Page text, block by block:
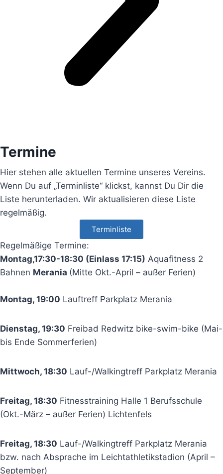
Termine
Hier stehen alle aktuellen Termine unseres Vereins.
Wenn Du auf „Terminliste“ klickst, kannst Du Dir die
Liste herunterladen. Wir aktualisieren diese Liste
regelmäßig.
Terminliste
Regelmäßige Termine:
Montag,17:30-18:30 (Einlass 17:15) Aquafitness 2
Bahnen Merania (Mitte Okt.-April – außer Ferien)
Montag, 19:00 Lauftreff Parkplatz Merania
Dienstag, 19:30 Freibad Redwitz bike-swim-bike (Mai-
bis Ende Sommerferien)
Mittwoch, 18:30 Lauf-/Walkingtreff Parkplatz Merania
Freitag, 18:30 Fitnesstraining Halle 1 Berufsschule
(Okt.-März – außer Ferien) Lichtenfels
Freitag, 18:30 Lauf-/Walkingtreff Parkplatz Merania
bzw. nach Absprache im Leichtathletikstadion (April –
September)